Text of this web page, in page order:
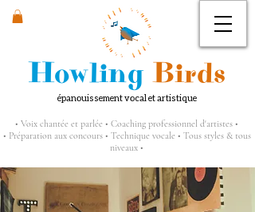
Howling Birds
épanouissement vocal et artistique
• Voix chantée et parlée • Coaching professionnel d'artistes •
• Préparation aux concours • Technique vocale • Tous styles & tous
niveaux •